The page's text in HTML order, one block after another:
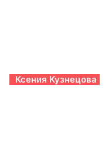
Ксения Кузнецова